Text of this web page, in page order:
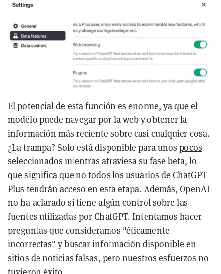
El potencial de esta función es enorme, ya que el
modelo puede navegar por la web y obtener la
información más reciente sobre casi cualquier cosa.
¿La trampa? Solo está disponible para unospocos
seleccionados mientras atraviesa su fase beta, lo
que significa que no todos los usuarios de ChatGPT
Plus tendrán acceso en esta etapa. Además, OpenAI
no ha aclarado si tiene algún control sobre las
fuentes utilizadas por ChatGPT. Intentamos hacer
preguntas que consideramos "éticamente
incorrectas" y buscar información disponible en
sitios de noticias falsas, pero nuestros esfuerzos no